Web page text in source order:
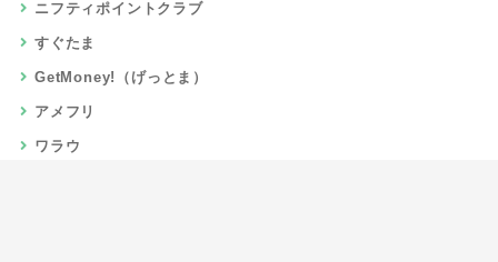
ニフティポイントクラブ
すぐたま
GetMoney!（げっとま）
アメフリ
ワラウ